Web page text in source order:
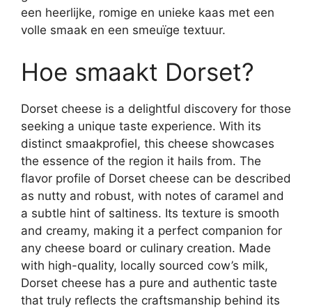
een heerlijke, romige en unieke kaas met een
volle smaak en een smeuïge textuur.
Hoe smaakt Dorset?
Dorset cheese is a delightful discovery for those
seeking a unique taste experience. With its
distinct smaakprofiel, this cheese showcases
the essence of the region it hails from. The
flavor profile of Dorset cheese can be described
as nutty and robust, with notes of caramel and
a subtle hint of saltiness. Its texture is smooth
and creamy, making it a perfect companion for
any cheese board or culinary creation. Made
with high-quality, locally sourced cow’s milk,
Dorset cheese has a pure and authentic taste
that truly reflects the craftsmanship behind its